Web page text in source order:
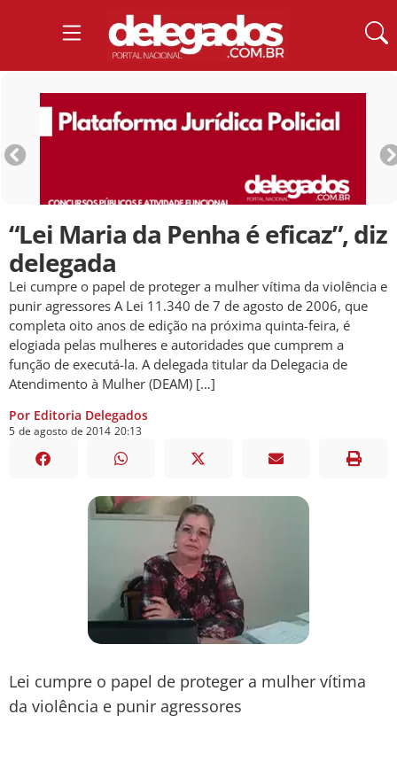
“Lei Maria da Penha é eficaz”, diz
delegada
Lei cumpre o papel de proteger a mulher vítima da violência e
punir agressores A Lei 11.340 de 7 de agosto de 2006, que
completa oito anos de edição na próxima quinta-feira, é
elogiada pelas mulheres e autoridades que cumprem a
função de executá-la. A delegada titular da Delegacia de
Atendimento à Mulher (DEAM) […]
Por Editoria Delegados
5 de agosto de 2014 20:13
Lei cumpre o papel de proteger a mulher vítima
da violência e punir agressores